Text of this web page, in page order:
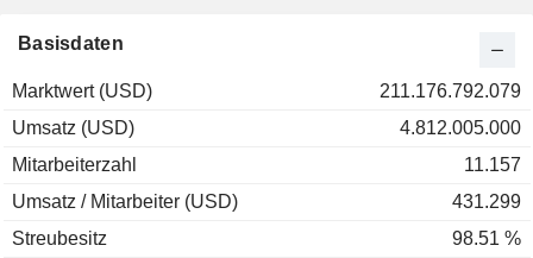
Basisdaten
Marktwert (USD)
211.176.792.079
Umsatz (USD)
4.812.005.000
Mitarbeiterzahl
11.157
Umsatz / Mitarbeiter (USD)
431.299
Streubesitz
98.51 %